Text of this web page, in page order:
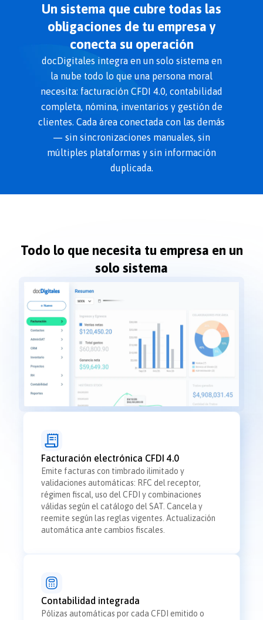
Un sistema que cubre todas las
obligaciones de tu empresa y
conecta su operación
docDigitales integra en un solo sistema en
la nube todo lo que una persona moral
necesita: facturación CFDI 4.0, contabilidad
completa, nómina, inventarios y gestión de
clientes. Cada área conectada con las demás
— sin sincronizaciones manuales, sin
múltiples plataformas y sin información
duplicada.
Todo lo que necesita tu empresa en un
solo sistema
Facturación electrónica CFDI 4.0
Emite facturas con timbrado ilimitado y
validaciones automáticas: RFC del receptor,
régimen fiscal, uso del CFDI y combinaciones
válidas según el catálogo del SAT. Cancela y
reemite según las reglas vigentes. Actualización
automática ante cambios fiscales.
Contabilidad integrada
Pólizas automáticas por cada CFDI emitido o